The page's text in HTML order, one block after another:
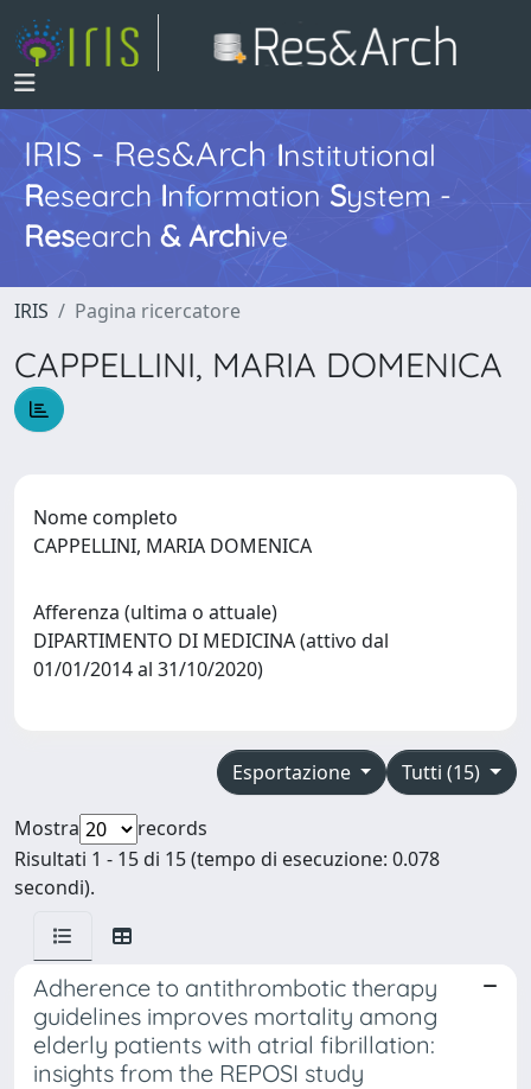
IRIS - Res&ArchInstitutional
Research InformationSystem -
Research & Archive
IRIS Pagina ricercatore
CAPPELLINI, MARIA DOMENICA
Nome completo
CAPPELLINI, MARIA DOMENICA
Afferenza (ultima o attuale)
DIPARTIMENTO DI MEDICINA (attivo dal
01/01/2014 al 31/10/2020)
Tutti (15)
Esportazione
Mostra
records
Risultati 1 - 15 di 15 (tempo di esecuzione: 0.078
secondi).
Adherence to antithrombotic therapy
guidelines improves mortality among
elderly patients with atrial fibrillation:
insights from the REPOSI study